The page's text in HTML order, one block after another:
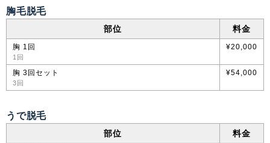
胸毛脱毛
部位 料金
胸 1回
1回
¥20,000
胸 3回セット
3回
¥54,000
うで脱毛
部位 料金